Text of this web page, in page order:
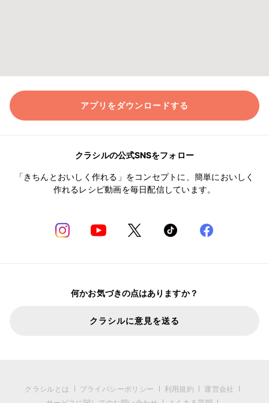
アプリをダウンロードする
クラシルの公式SNSをフォロー
「きちんとおいしく作れる」をコンセプトに、簡単においしく
作れるレシピ動画を毎日配信しています。
何かお気づきの点はありますか？
クラシルに意見を送る
クラシルとは プライバシーポリシー 利用規約
運営会社